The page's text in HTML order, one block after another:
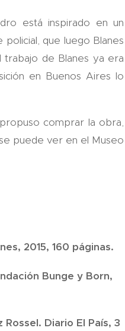
está inspirado en un
que luego Blanes
trabajo de Blanes ya era
en Buenos Aires lo
comprar la obra,
puede ver en el Museo
2015, 160 páginas.
Bunge y Born,
Diario El País, 3